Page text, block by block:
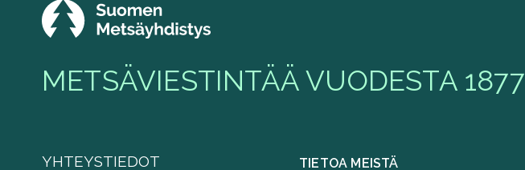
METSÄVIESTINTÄÄ VUODESTA 1877
YHTEYSTIEDOT TIETOA MEISTÄ